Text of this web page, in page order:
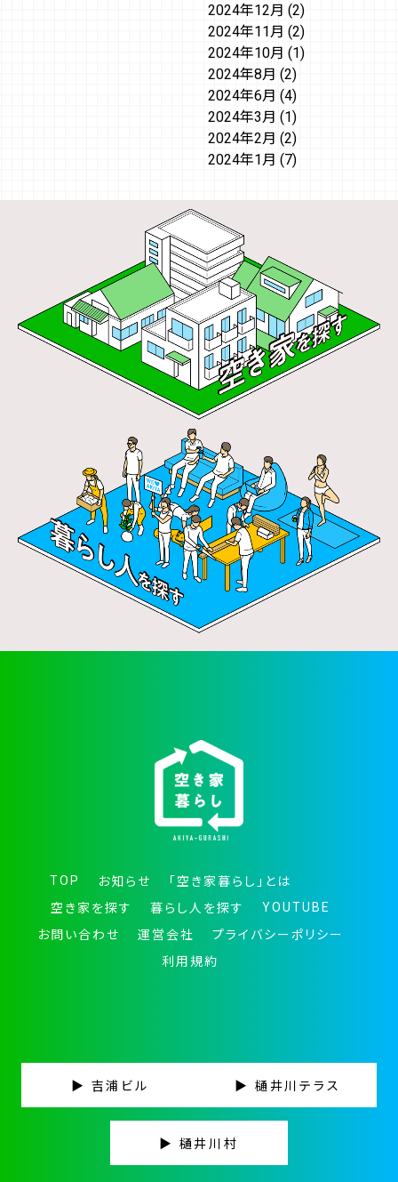
2024年12月 (2)
2024年11月 (2)
2024年10月 (1)
2024年8月 (2)
2024年6月 (4)
2024年3月 (1)
2024年2月 (2)
2024年1月 (7)
TOP お知らせ
「空き家暮らし」とは
空き家を探す
暮らし人を探す
YOUTUBE
お問い合わせ
運営会社
プライバシーポリシー
利用規約
▶ 吉浦ビル ▶ 樋井川テラス
▶ 樋井川村